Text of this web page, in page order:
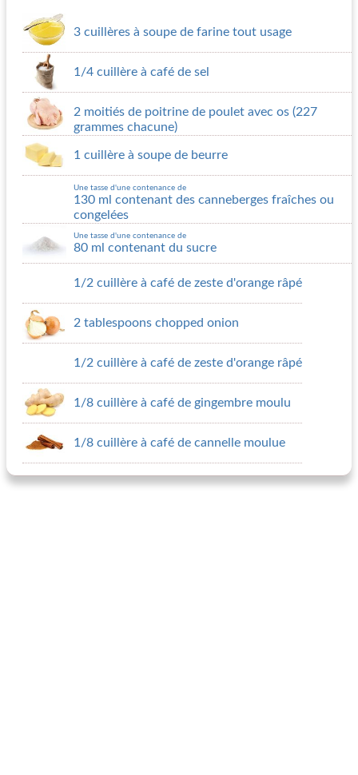
3 cuillères à soupe de farine tout usage
1/4 cuillère à café de sel
2 moitiés de poitrine de poulet avec os (227
grammes chacune)
1 cuillère à soupe de beurre
Une tasse d'une contenance de
130 ml contenant des canneberges fraîches ou
congelées
Une tasse d'une contenance de
80 ml contenant du sucre
1/2 cuillère à café de zeste d'orange râpé
2 tablespoons chopped onion
1/2 cuillère à café de zeste d'orange râpé
1/8 cuillère à café de gingembre moulu
1/8 cuillère à café de cannelle moulue